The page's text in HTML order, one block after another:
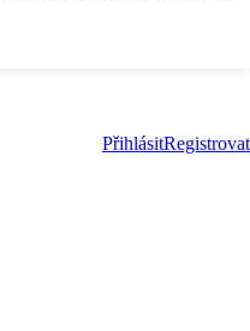
PřihlásitRegistrovat